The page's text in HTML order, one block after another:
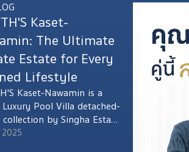
Kaset-
The Ultimate
Estate for Every
Lifestyle
Kaset-Nawamin is a
Luxury Pool Villa detached-
collection by Singha Estate
Private Estate of
2025